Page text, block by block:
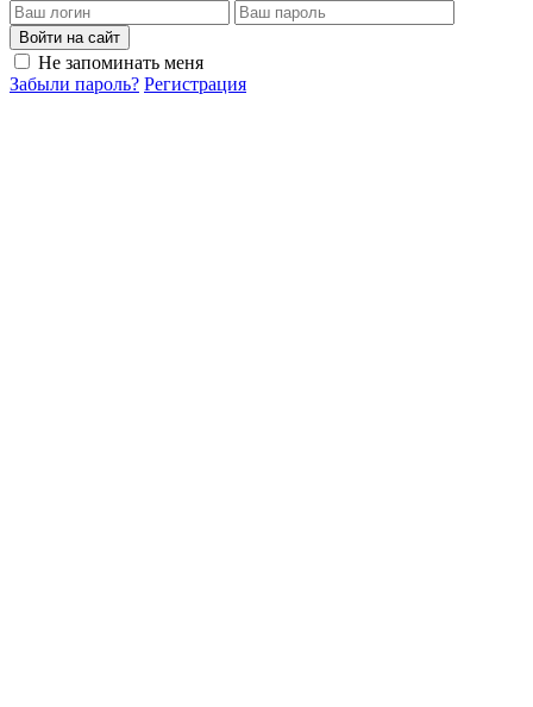
Войти на сайт
Не запоминать меня
Забыли пароль? Регистрация